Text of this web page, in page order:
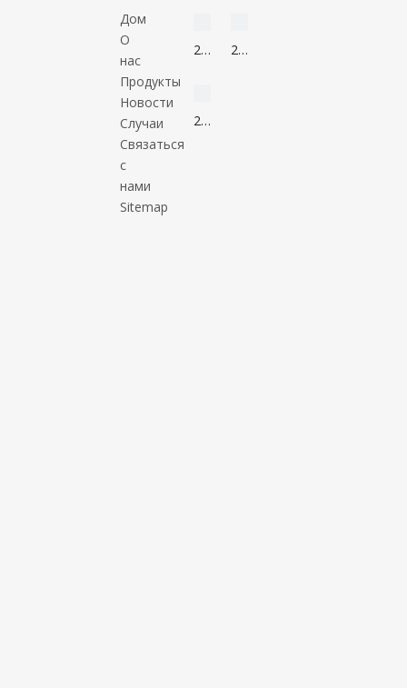
Дом
О
нас
Продукты
Новости
Случаи
Связаться
с
нами
Sitemap
2-
6
2-
2-